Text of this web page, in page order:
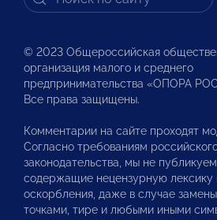
© 2023 Общероссийская
организация малого и среднего
предпринимательства «ОПОРА
Все права защищены.
Комментарии на сайте проходят
Согласно требованиям
законодательства, мы не
содержащие нецензурную
оскорбления, даже в случае
точками, тире и любыми иными